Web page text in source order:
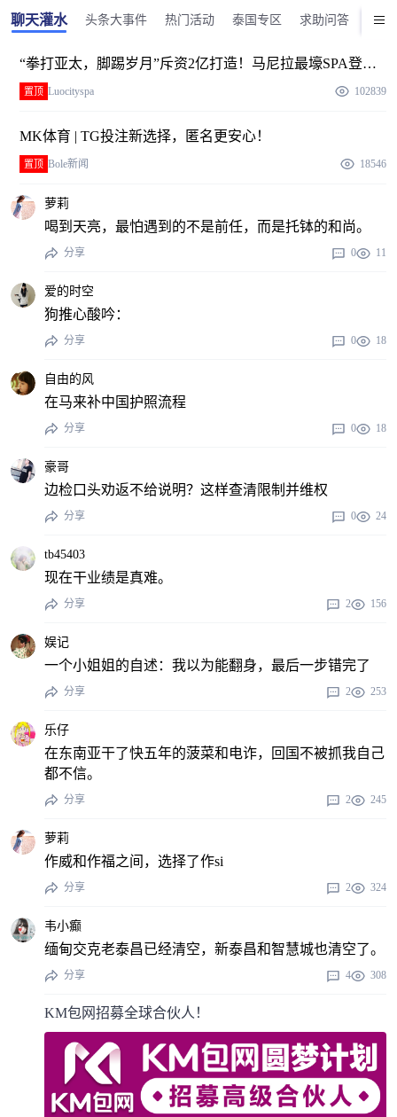
聊天灌水 头条大事件 热门活动 泰国专区 求助问答 美
“拳打亚太，脚踢岁月”斥资2亿打造！马尼拉最壕SPA登
场！
置顶 Luocityspa 102839
MK体育 | TG投注新选择，匿名更安心！
置顶 Bole新闻 18546
萝莉
喝到天亮，最怕遇到的不是前任，而是托钵的和尚。
分享 0 11
爱的时空
狗推心酸吟：
分享 0 18
自由的风
在马来补中国护照流程
分享 0 18
豪哥
边检口头劝返不给说明？这样查清限制并维权
分享 0 24
tb45403
现在干业绩是真难。
分享 2 156
娱记
一个小姐姐的自述：我以为能翻身，最后一步错完了
分享 2 253
乐仔
在东南亚干了快五年的菠菜和电诈，回国不被抓我自己
都不信。
分享 2 245
萝莉
作威和作福之间，选择了作si
分享 2 324
韦小癫
缅甸交克老泰昌已经清空，新泰昌和智慧城也清空了。
分享 4 308
KM包网招募全球合伙人！